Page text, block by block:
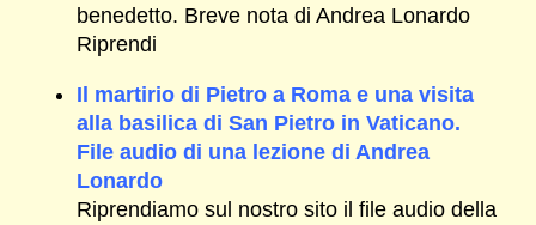
benedetto. Breve nota di Andrea Lonardo
Riprendi
Il martirio di Pietro a Roma e una visita
alla basilica di San Pietro in Vaticano.
File audio di una lezione di Andrea
Lonardo
Riprendiamo sul nostro sito il file audio della